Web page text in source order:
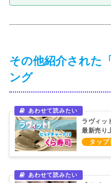
その他紹介された
ング
ラヴィッ
最新売り